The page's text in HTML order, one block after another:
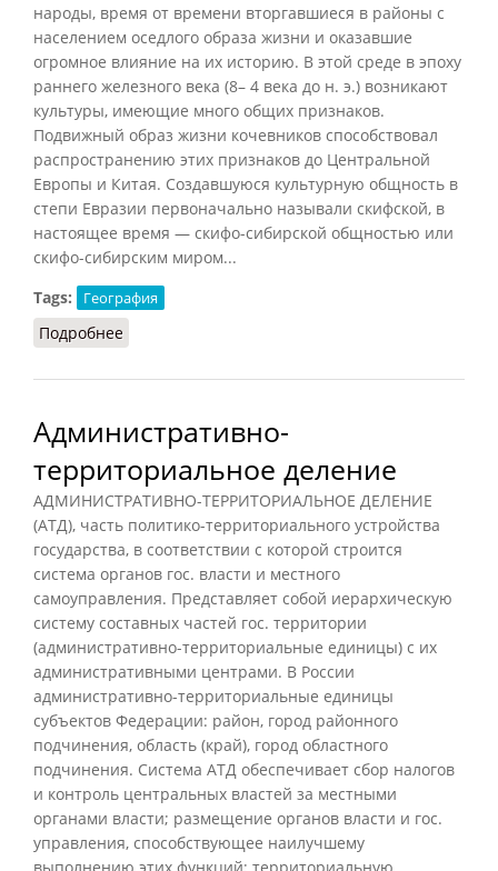
народы, время от времени вторгавшиеся в районы с
населением оседлого образа жизни и оказавшие
огромное влияние на их историю. В этой среде в эпоху
раннего железного века (8– 4 века до н. э.) возникают
культуры, имеющие много общих признаков.
Подвижный образ жизни кочевников способствовал
распространению этих признаков до Центральной
Европы и Китая. Создавшуюся культурную общность в
степи Евразии первоначально называли скифской, в
настоящее время — скифо-сибирской общностью или
скифо-сибирским миром...
Tags:
География
Подробнее
Административно-
территориальное деление
АДМИНИСТРАТИВНО-ТЕРРИТОРИАЛЬНОЕ ДЕЛЕНИЕ
(АТД), часть политико-территориального устройства
государства, в соответствии с которой строится
система органов гос. власти и местного
самоуправления. Представляет собой иерархическую
систему составных частей гос. территории
(административно-территориальные единицы) с их
административными центрами. В России
административно-территориальные единицы
субъектов Федерации: район, город районного
подчинения, область (край), город областного
подчинения. Система АТД обеспечивает сбор налогов
и контроль центральных властей за местными
органами власти; размещение органов власти и гос.
управления, способствующее наилучшему
выполнению этих функций; территориальную